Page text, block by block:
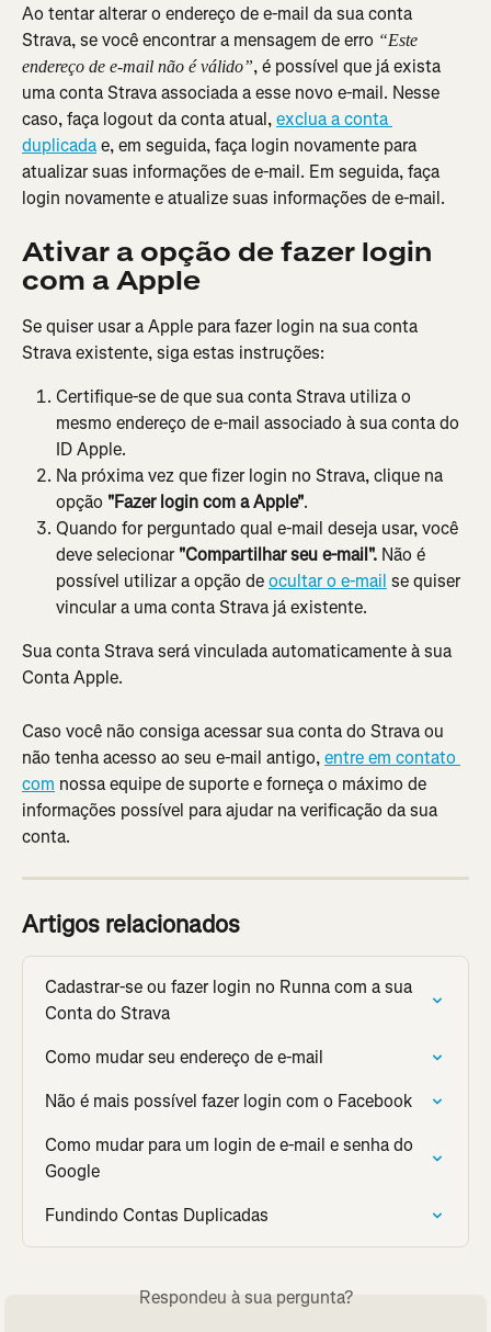
Ao tentar alterar o endereço de e-mail da sua conta
Strava, se você encontrar a mensagem de erro “Este
endereço de e-mail não é válido”, é possível que já exista
uma conta Strava associada a esse novo e-mail. Nesse
caso, faça logout da conta atual, exclua a conta
duplicada e, em seguida, faça login novamente para
atualizar suas informações de e-mail. Em seguida, faça
login novamente e atualize suas informações de e-mail.
Ativar a opção de fazer login
com a Apple
Se quiser usar a Apple para fazer login na sua conta
Strava existente, siga estas instruções:
Certifique-se de que sua conta Strava utiliza o
mesmo endereço de e-mail associado à sua conta do
ID Apple.
Na próxima vez que fizer login no Strava, clique na
opção "Fazer login com a Apple".
Quando for perguntado qual e-mail deseja usar, você
deve selecionar "Compartilhar seu e-mail". Não é
possível utilizar a opção de ocultar o e-mail se quiser
vincular a uma conta Strava já existente.
Sua conta Strava será vinculada automaticamente à sua
Conta Apple.
Caso você não consiga acessar sua conta do Strava ou
não tenha acesso ao seu e-mail antigo, entre em contato
com nossa equipe de suporte e forneça o máximo de
informações possível para ajudar na verificação da sua
conta.
Artigos relacionados
Cadastrar-se ou fazer login no Runna com a sua
Conta do Strava
Como mudar seu endereço de e-mail
Não é mais possível fazer login com o Facebook
Como mudar para um login de e-mail e senha do
Google
Fundindo Contas Duplicadas
Respondeu à sua pergunta?